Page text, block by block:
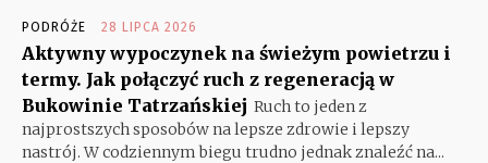
PODRÓŻE 28 LIPCA 2026
Aktywny wypoczynek na świeżym powietrzu i
termy. Jak połączyć ruch z regeneracją w
Bukowinie Tatrzańskiej Ruch to jeden z
najprostszych sposobów na lepsze zdrowie i lepszy
nastrój. W codziennym biegu trudno jednak znaleźć na...